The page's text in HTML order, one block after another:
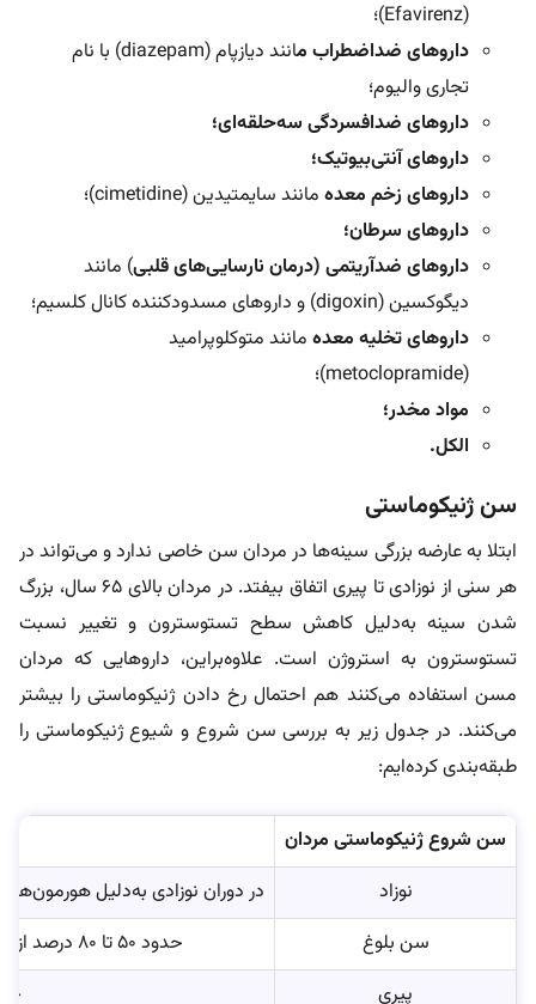
(Efavirenz)؛
داروهای ضداضطراب م
انند دیازپام (diazepam) با نام
تجاری والیوم؛
داروهای ضدافسردگی سه‌حلقه‌ای؛
داروهای آنتی‌بیوتیک؛
داروهای زخم معده مانند سایمتیدین (cimetidine)؛
داروهای سرطان؛
داروهای ضدآریتمی (درمان نارسایی‌های قلبی) مانند
دیگوکسین (digoxin) و داروهای مسدودکننده کانال کلسیم؛
داروهای تخلیه معده مانند متوکلوپرامید
(metoclopramide)؛
مواد مخدر؛
الکل.
سن ژنیکوماستی
ابتلا به عارضه بزرگی سینه‌ها در مردان سن خاصی ندارد و می‌تواند در
هر سنی از نوزادی تا پیری اتفاق بیفتد. در مردان بالای 65 سال، بزرگ
شدن سینه به‌دلیل کاهش سطح تستوسترون و تغییر نسبت
تستوسترون به استروژن است. علاوه‌براین، داروهایی که مردان
مسن استفاده می‌کنند هم احتمال رخ دادن ژنیکوماستی را بیشتر
می‌کنند. در جدول زیر به بررسی سن شروع و شیوع ژنیکوماستی را
طبقه‌بندی کرده‌ایم:
سن شروع ژنیکوماستی مردان
نوزاد
در دوران نوزادی به‌دلیل
سن بلوغ
حدود 50 تا 80 درصد از پسران در 12 تا 15 سالگی به ژنیکوماستی مبتلا می‌شوند. این عارضه معمولاً در عرض دو سال ازبین می‌رود.
پیری
حدود 24 تا 65 درصد از